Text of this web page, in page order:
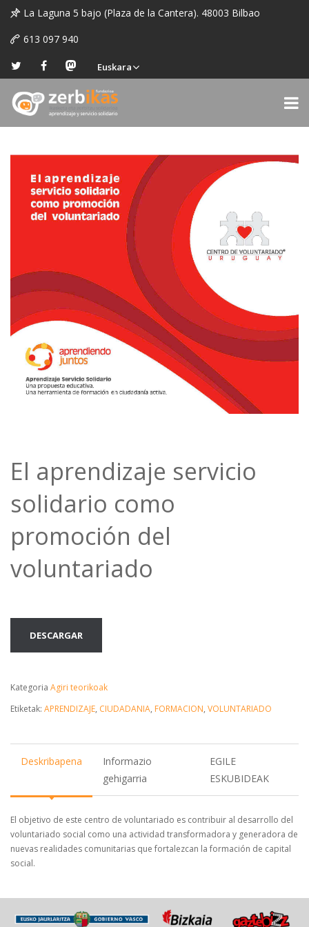
La Laguna 5 bajo (Plaza de la Cantera). 48003 Bilbao
613 097 940
Euskara
El aprendizaje servicio
solidario como
promoción del
voluntariado
DESCARGAR
Kategoria Agiri teorikoak
Etiketak: APRENDIZAJE, CIUDADANIA, FORMACION, VOLUNTARIADO
Deskribapena
Informazio
gehigarria
EGILE
ESKUBIDEAK
El objetivo de este centro de voluntariado es contribuir al desarrollo del
voluntariado social como una actividad transformadora y generadora de
nuevas realidades comunitarias que fortalezcan la formación de capital
social.